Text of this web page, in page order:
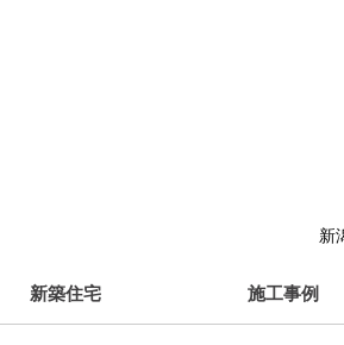
新
新築住宅 施工事例